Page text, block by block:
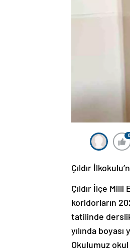
0
Çıldır
Çıldır İlçe
koridorların
tatilinde
yılında
Okulumuz